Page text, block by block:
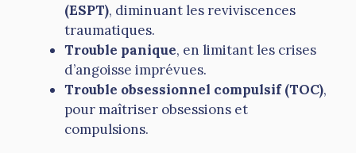
(ESPT), diminuant les reviviscences
traumatiques.
Trouble panique, en limitant les crises
d’angoisse imprévues.
Trouble obsessionnel compulsif (TOC),
pour maîtriser obsessions et
compulsions.